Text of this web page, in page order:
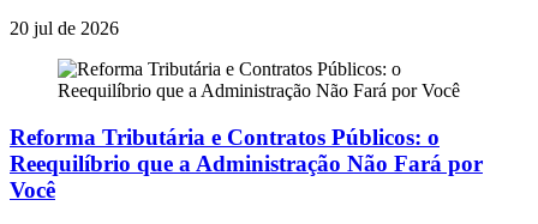
20 jul de 2026
Reforma Tributária e Contratos Públicos: o
Reequilíbrio que a Administração Não Fará por
Você